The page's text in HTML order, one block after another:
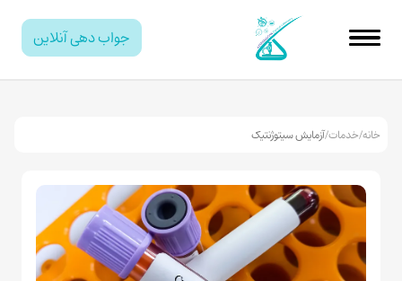
جواب دهی آنلاین
خانه/خدمات/آزمایش سیتوژنتیک